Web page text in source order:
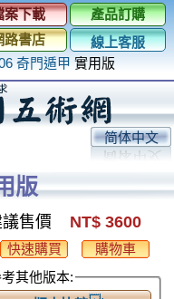
案下載
產品訂購
路書店
線上客服
奇門遁甲 實用版
简体中文
版
議售價 NT$ 3600
購物車
快速購買
其他版本: